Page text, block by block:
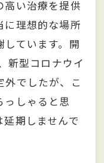
高い治療を提供
に理想的な場所
ています。開
新型コロナウイ
外でしたが、こ
っしゃると思
期しませんで